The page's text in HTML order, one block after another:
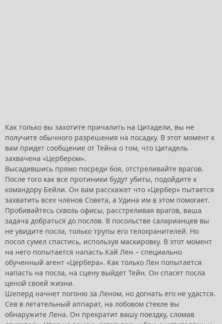
Как только вы захотите причалить на Цитадели, вы не
получите обычного разрешения на посадку. В этот момент к
вам придет сообщение от Тейна о том, что Цитадель
захвачена «Цербером».
Высадившись прямо посреди боя, отстреливайте врагов.
После того как все протиники будут убиты, подойдите к
командору Бейли. Он вам расскажет что «Цербер» пытается
захватить всех членов Совета, а Удина им в этом помогает.
Пробивайтесь сквозь офисы, расстреливая врагов, ваша
задача добраться до послов. В посольстве саларианцев вы
не увидите посла, только трупы его телохранителей. Но
посол сумел спастись, используя маскировку. В этот момент
на него попытается напасть Кай Лен – специально
обученный агент «Цербера». Как только Лен попытается
напасть на посла, на сцену выйдет Тейн. Он спасет посла
ценой своей жизни.
Шеперд начнет погоню за Леном, но догнать его не удастся.
Сев в летательный аппарат, на лобовом стекле вы
обнаружите Лена. Он прекратит вашу поездку, сломав